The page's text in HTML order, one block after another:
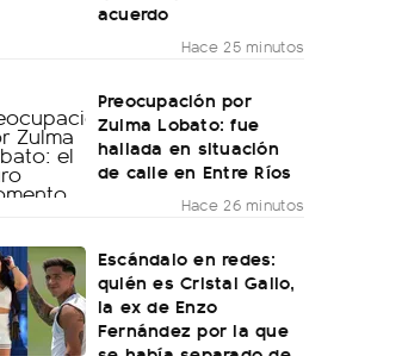
acuerdo
Hace 25 minutos
Preocupación por
Zulma Lobato: fue
hallada en situación
de calle en Entre Ríos
Hace 26 minutos
Escándalo en redes:
quién es Cristal Gallo,
la ex de Enzo
Fernández por la que